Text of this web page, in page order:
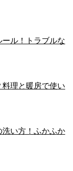
ル！トラブルな
理と暖房で使い
い方！ふかふか